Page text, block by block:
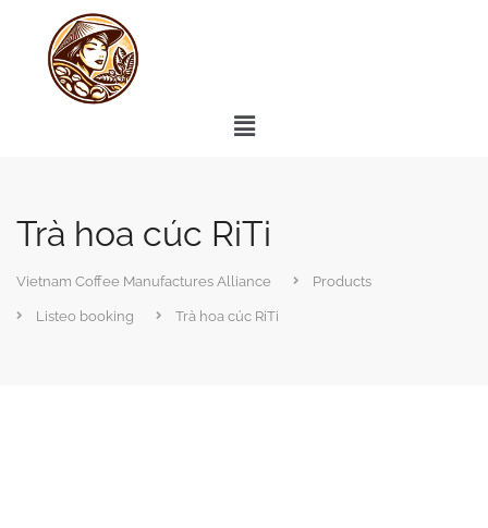
Trà hoa cúc RiTi
Vietnam Coffee Manufactures Alliance Products
Listeo booking Trà hoa cúc RiTi